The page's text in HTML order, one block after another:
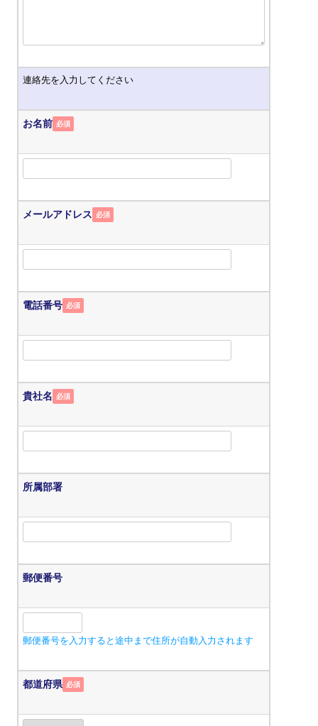
連絡先を入力してください
お名前 必須
メールアドレス 必須
電話番号 必須
貴社名 必須
所属部署
郵便番号
郵便番号を入力すると途中まで住所が自動入力されます
都道府県 必須